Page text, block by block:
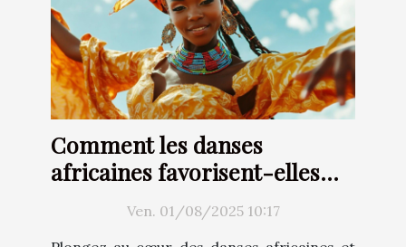
Comment les danses
africaines favorisent-elles
une expression corporelle
Ven. 01/08/2025 10:17